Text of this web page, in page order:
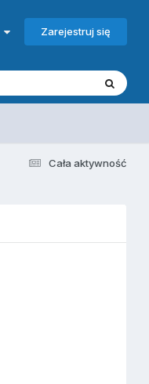
Zarejestruj się
Cała aktywność